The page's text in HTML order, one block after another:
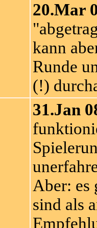
20.Mar
kann
Runde
(!)
31.Jan
Aber: es
sind als